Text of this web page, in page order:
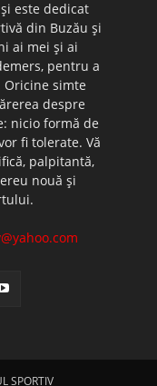
este dedicat
din Buzău şi
ai mei şi ai
pentru a
Oricine simte
despre
nicio formă de
fi tolerate. Vă
palpitantă,
nouă şi
SPORTIV